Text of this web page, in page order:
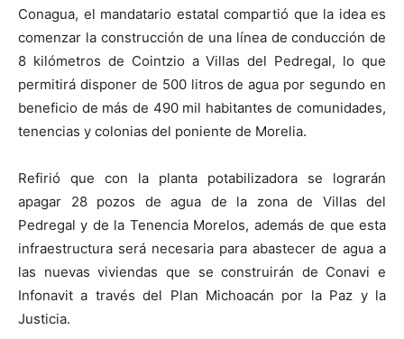
Conagua, el mandatario estatal compartió que la idea es
comenzar la construcción de una línea de conducción de
8 kilómetros de Cointzio a Villas del Pedregal, lo que
permitirá disponer de 500 litros de agua por segundo en
beneficio de más de 490 mil habitantes de comunidades,
tenencias y colonias del poniente de Morelia.
Refirió que con la planta potabilizadora se lograrán
apagar 28 pozos de agua de la zona de Villas del
Pedregal y de la Tenencia Morelos, además de que esta
infraestructura será necesaria para abastecer de agua a
las nuevas viviendas que se construirán de Conavi e
Infonavit a través del Plan Michoacán por la Paz y la
Justicia.